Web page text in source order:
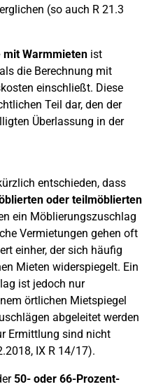
(so auch R 21.3
mit Warmmieten ist
die Berechnung mit
einschließt. Diese
Teil dar, den der
Überlassung in der
entschieden, dass
oder teilmöblierten
ein Möblierungszuschlag
Vermietungen gehen oft
einher, der sich häufig
Mieten widerspiegelt. Ein
ist jedoch nur
örtlichen Mietspiegel
abgeleitet werden
Ermittlung sind nicht
IX R 14/17).
50- oder 66-Prozent-